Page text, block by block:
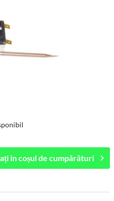
incoșul de cumpărături